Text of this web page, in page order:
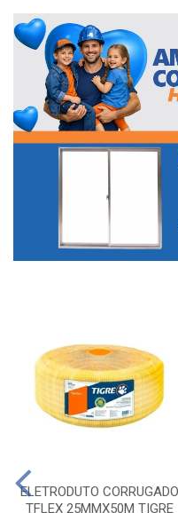
ELETRODUTO CORRUGADO
TFLEX 25MMX50M TIGRE